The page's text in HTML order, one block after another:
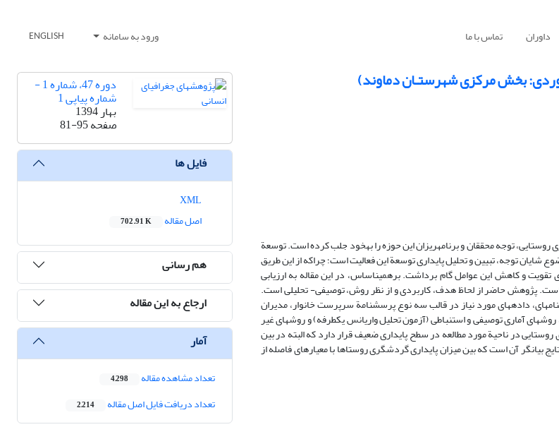
داوران تماس با ما ورود به سامانه ENGLISH
بخش مرکزی شهرستـان دماوند)
روستایی، توجه محققان و برنامه­­ریزان این حوزه را به­خود جلب کرده است. توسعة
توجه، تبیین و تحلیل پایداری توسعة این فعالیت است؛ چراکه از این طریق
تقویت و کاهش این عوامل گام برداشت. برهمین­اساس، در این مقاله به ارزیابی
پژوهش حاضر از لحاظ هدف، کاربردی و از نظر روش، توصیفی- تحلیلی است.
داده­های مورد نیاز در قالب سه نوع پرسشنامة سرپرست خانوار، مدیران
آماری توصیفی و استنباطی (آزمون تحلیل واریانس یک­طرفه) و روش­های غیر
در ناحیة مورد مطالعه در سطح پایداری ضعیف قرار دارد که البته در بین
بیانگر آن است که بین میزان پایداری گردشگری روستاها با معیارهای فاصله از
دوره 47، شماره 1 -
شماره پیاپی 1
بهار 1394
صفحه81-95
فایل ها
اصل مقاله
702.91 K
هم رسانی
ارجاع به این مقاله
آمار
تعداد مشاهده مقاله 4,298
تعداد دریافت فایل اصل مقاله 2,214